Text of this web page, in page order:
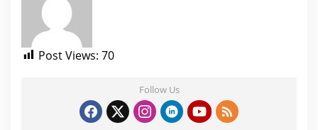
Post Views: 70
Follow Us